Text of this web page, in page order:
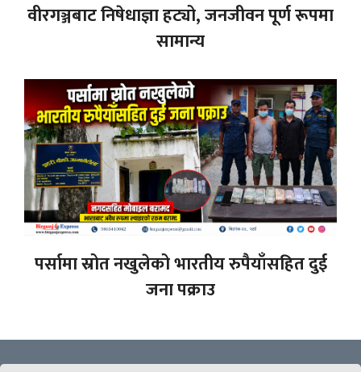
वीरगञ्जबाट निषेधाज्ञा हट्यो, जनजीवन पूर्ण रूपमा
सामान्य
पर्सामा स्रोत नखुलेको भारतीय रुपैयाँसहित दुई
जना पक्राउ